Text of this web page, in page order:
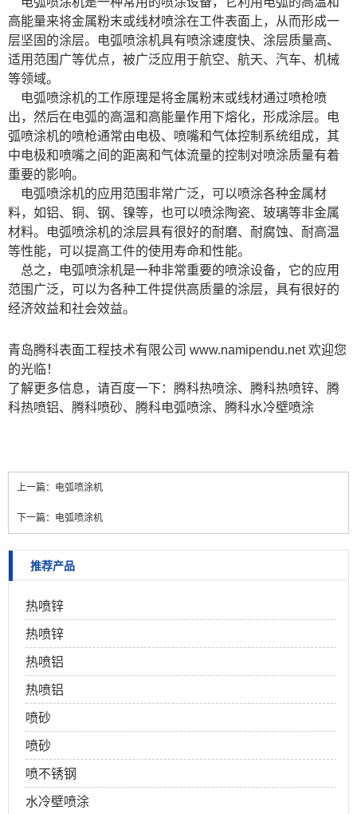
高能量来将金属粉末或线材喷涂在工件表面上，从而形成一
层坚固的涂层。电弧喷涂机具有喷涂速度快、涂层质量高、
适用范围广等优点，被广泛应用于航空、航天、汽车、机械
等领域。
电弧喷涂机的工作原理是将金属粉末或线材通过喷枪喷
出，然后在电弧的高温和高能量作用下熔化，形成涂层。电
弧喷涂机的喷枪通常由电极、喷嘴和气体控制系统组成，其
中电极和喷嘴之间的距离和气体流量的控制对喷涂质量有着
重要的影响。
电弧喷涂机的应用范围非常广泛，可以喷涂各种金属材
料，如铝、铜、钢、镍等，也可以喷涂陶瓷、玻璃等非金属
材料。电弧喷涂机的涂层具有很好的耐磨、耐腐蚀、耐高温
等性能，可以提高工件的使用寿命和性能。
总之，电弧喷涂机是一种非常重要的喷涂设备，它的应用
范围广泛，可以为各种工件提供高质量的涂层，具有很好的
经济效益和社会效益。
青岛腾科表面工程技术有限公司 www.namipendu.net欢迎您
的光临！
了解更多信息，请百度一下：腾科热喷涂、腾科热喷锌、腾
科热喷铝、腾科喷砂、腾科电弧喷涂、腾科水冷壁喷涂
上一篇： 电弧喷涂机
下一篇： 电弧喷涂机
推荐产品
热喷锌
热喷锌
热喷铝
热喷铝
喷砂
喷砂
喷不锈钢
水冷壁喷涂